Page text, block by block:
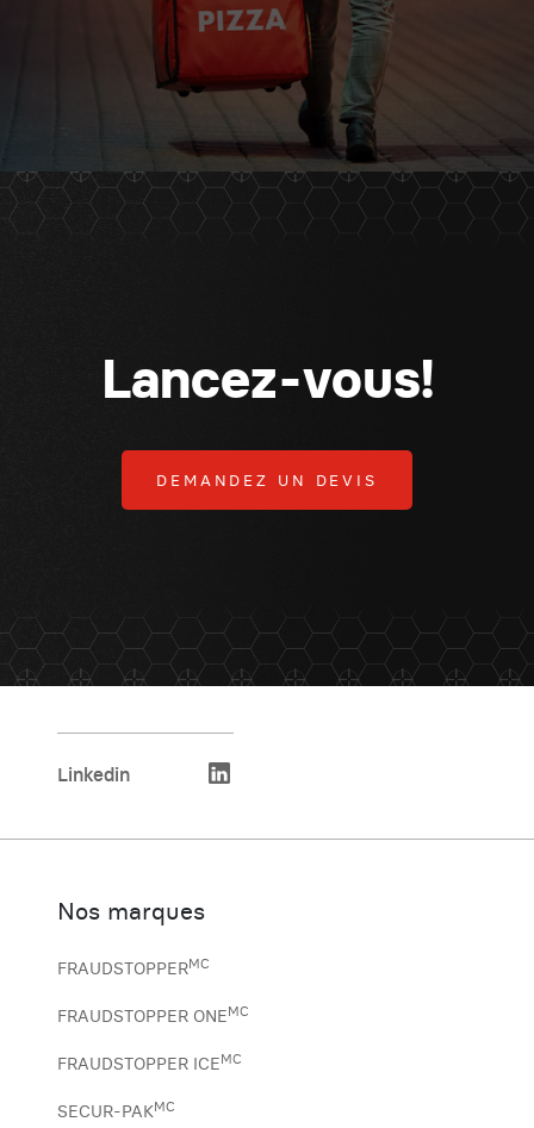
Lancez-vous!
DEMANDEZ UN DEVIS
Linkedin
Nos marques
FRAUDSTOPPERMC
FRAUDSTOPPER ONEMC
FRAUDSTOPPER ICEMC
SECUR-PAKMC